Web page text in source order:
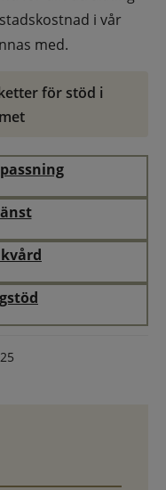
i vår
med.
för stöd i